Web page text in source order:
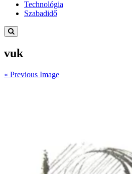
Technológia
Szabadidő
vuk
« Previous Image